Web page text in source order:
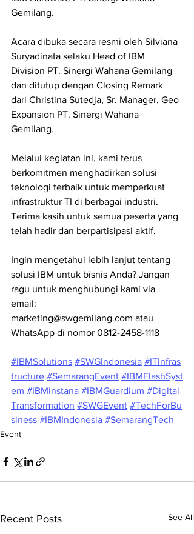
Gemilang.
Acara dibuka secara resmi oleh Silviana
Suryadinata selaku Head of IBM
Division PT. Sinergi Wahana Gemilang
dan ditutup dengan Closing Remark
dari Christina Sutedja, Sr. Manager, Geo
Expansion PT. Sinergi Wahana
Gemilang.
Melalui kegiatan ini, kami terus
berkomitmen menghadirkan solusi
teknologi terbaik untuk memperkuat
infrastruktur TI di berbagai industri.
Terima kasih untuk semua peserta yang
telah hadir dan berpartisipasi aktif.
Ingin mengetahui lebih lanjut tentang
solusi IBM untuk bisnis Anda? Jangan
ragu untuk menghubungi kami via
email:
marketing@swgemilang.com atau
WhatsApp di nomor 0812-2458-1118
#IBMSolutions #SWGIndonesia #ITInfras
tructure #SemarangEvent #IBMFlashSyst
em #IBMInstana #IBMGuardium #Digital
Transformation #SWGEvent #TechForBu
siness #IBMIndonesia #SemarangTech
Event
Recent Posts See All